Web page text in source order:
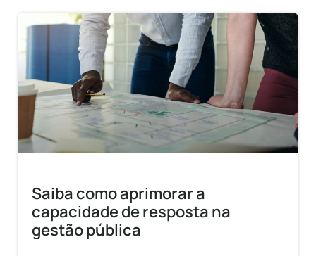
Saiba como aprimorar a
capacidade de resposta na
gestão pública